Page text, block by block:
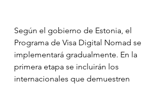
Según el gobierno de Estonia, el
Programa de Visa Digital Nomad se
implementará gradualmente. En la
primera etapa se incluirán los
internacionales que demuestren